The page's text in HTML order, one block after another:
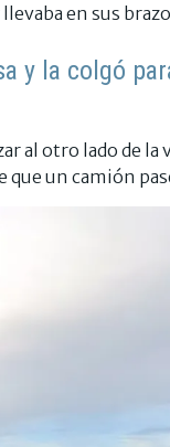
en sus
y la colgó
al otro lado de la
que un camión